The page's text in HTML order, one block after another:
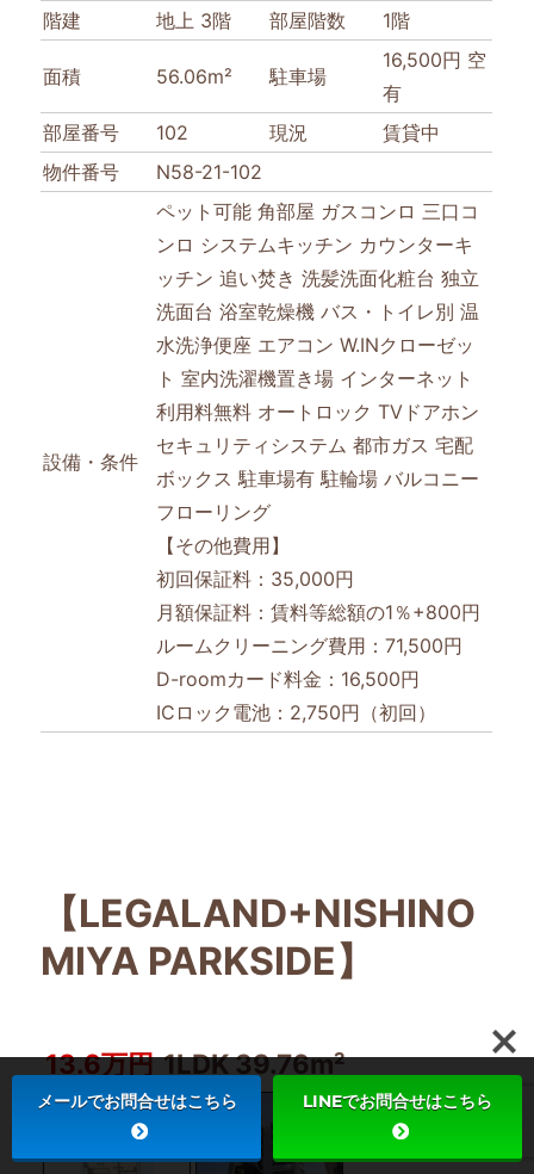
階建
地上 3階 部屋階数 1階
面積 56.06m² 駐車場
16,500円 空
有
部屋番号
102 現況
賃貸中
物件番号
N58-21-102
設備・条件
ペット可能 角部屋 ガスコンロ 三口コ
ンロ システムキッチン カウンターキ
ッチン 追い焚き 洗髪洗面化粧台 独立
洗面台 浴室乾燥機 バス・トイレ別 温
水洗浄便座 エアコン W.INクローゼッ
ト 室内洗濯機置き場 インターネット
利用料無料 オートロック TVドアホン
セキュリティシステム 都市ガス 宅配
ボックス 駐車場有 駐輪場 バルコニー
フローリング
【その他費用】
初回保証料：35,000円
月額保証料：賃料等総額の1％+800円
ルームクリーニング費用：71,500円
D-roomカード料金：16,500円
ICロック電池：2,750円（初回）
【LEGALAND+NISHINO
MIYA PARKSIDE】
13.6万円 1LDK 39.76m²
メールでお問合せはこちら LINEでお問合せはこちら